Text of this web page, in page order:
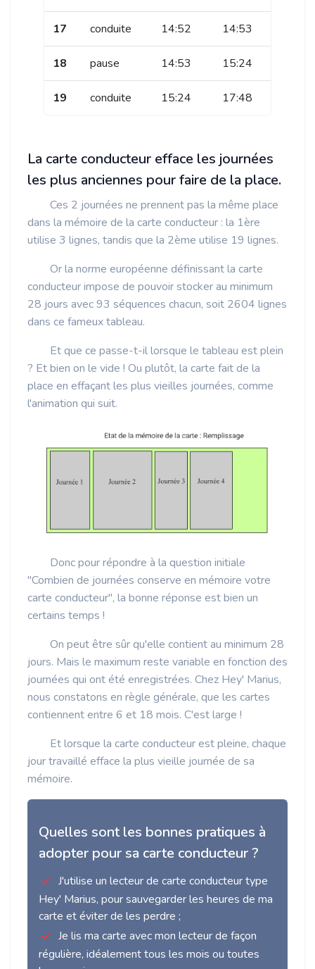
17 conduite 14:52 14:53
18 pause 14:53 15:24
19 conduite 15:24 17:48
La carte conducteur efface les journées
les plus anciennes pour faire de la place.
Ces 2 journées ne prennent pas la même place
dans la mémoire de la carte conducteur : la 1ère
utilise 3 lignes, tandis que la 2ème utilise 19 lignes.
Or la norme européenne définissant la carte
conducteur impose de pouvoir stocker au minimum
28 jours avec 93 séquences chacun, soit 2604 lignes
dans ce fameux tableau.
Et que ce passe-t-il lorsque le tableau est plein
? Et bien on le vide ! Ou plutôt, la carte fait de la
place en effaçant les plus vieilles journées, comme
l'animation qui suit.
Donc pour répondre à la question initiale
"Combien de journées conserve en mémoire votre
carte conducteur", la bonne réponse est bien un
certains temps !
On peut être sûr qu'elle contient au minimum 28
jours. Mais le maximum reste variable en fonction des
journées qui ont été enregistrées. Chez Hey' Marius,
nous constatons en règle générale, que les cartes
contiennent entre 6 et 18 mois. C'est large !
Et lorsque la carte conducteur est pleine, chaque
jour travaillé efface la plus vieille journée de sa
mémoire.
Quelles sont les bonnes pratiques à
adopter pour sa carte conducteur ?
J'utilise un lecteur de carte conducteur type
Hey' Marius, pour sauvegarder les heures de ma
carte et éviter de les perdre ;
Je lis ma carte avec mon lecteur de façon
régulière, idéalement tous les mois ou toutes